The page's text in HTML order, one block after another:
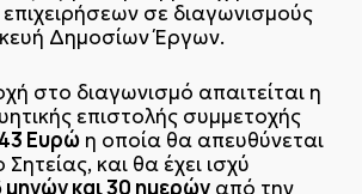
σε διαγωνισμούς
Δημοσίων Έργων.
στο διαγωνισμό απαιτείται η
επιστολής συμμετοχής
Ευρώη οποία θα απευθύνεται
και θα έχει ισχύ
μηνών και 30 ημερώναπό την